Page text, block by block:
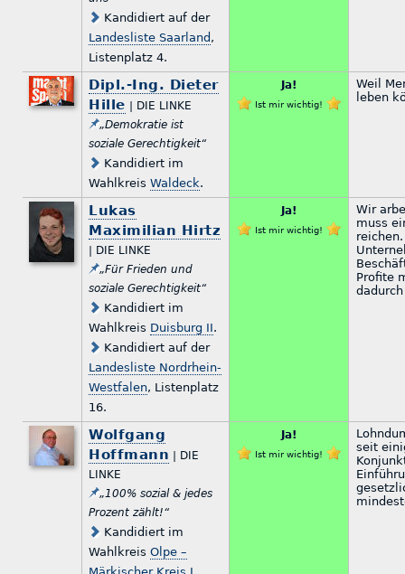
Kandidiert auf der
Landesliste Saarland ,
Listenplatz 4.
Dipl.-Ing. Dieter
Hille | DIE LINKE
„Demokratie ist
soziale Gerechtigkeit“
Kandidiert im
WahlkreisWaldeck.
Ja!
Ist mir wichtig!
Weil
leben
Lukas
Maximilian Hirtz
| DIE LINKE
„Für Frieden und
soziale Gerechtigkeit“
Kandidiert im
Wahlkreis Duisburg II.
Kandidiert auf der
Landesliste Nordrhein-
Westfalen, Listenplatz
16.
Ja!
Ist mir wichtig!
Wir
muss
Profite
Wolfgang
Hoffmann | DIE
LINKE
„100% sozial & jedes
Prozent zählt!“
Kandidiert im
WahlkreisOlpe –
Ja!
Ist mir wichtig!
seit